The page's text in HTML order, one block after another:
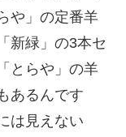
や」の定番羊
新緑」の3本セ
とらや」の羊
あるんです
は見えない